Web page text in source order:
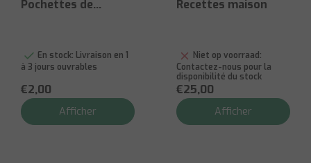
Pochettes de
transparentes, 20
pièces
En stock: Livraison en 1
à 3 jours ouvrables
€2,00
Afficher
Recettes maison
Niet op voorraad:
Contactez-nous pour la
disponibilité du stock
€25,00
Afficher